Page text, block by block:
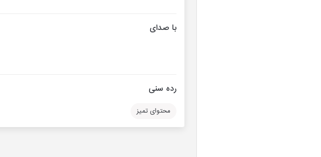
با صدای
رده سنی
محتوای تمیز